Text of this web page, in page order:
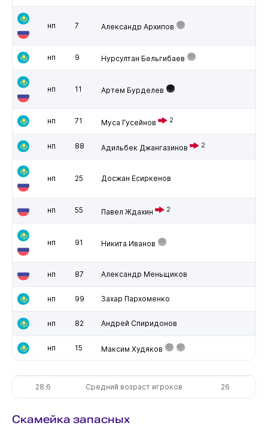
нп 7 Александр Архипов
нп 9 Нурсултан Бельгибаев
нп 11 Артем Бурделев
нп 71 Муса Гусейнов 2
нп 88 Адильбек Джангазинов 2
нп 25 Досжан Есиркенов
нп 55 Павел Ждахин 2
нп 91 Никита Иванов
нп 87 Александр Меньщиков
нп 99 Захар Пархоменко
нп 82 Андрей Спиридонов
нп 15 Максим Худяков
28.6 Средний возраст игроков 26
Скамейка запасных